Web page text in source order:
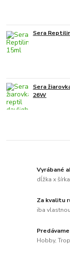
Sera
Sera
26W
Vyrábané
dĺžka x
Za kvalitu
iba
Hobby,